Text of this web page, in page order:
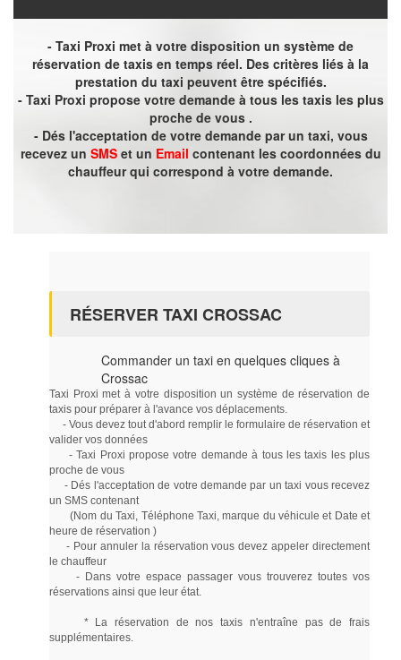
- Taxi Proxi met à votre disposition un système de
réservation de taxis en temps réel. Des critères liés à la
prestation du taxi peuvent être spécifiés.
- Taxi Proxi propose votre demande à tous les taxis les plus
proche de vous .
- Dés l'acceptation de votre demande par un taxi, vous
recevez un SMSet un Email contenant les coordonnées du
chauffeur qui correspond à votre demande.
RÉSERVER TAXI CROSSAC
Commander un taxi en quelques cliques à
Crossac
Taxi Proxi met à votre disposition un système de réservation de
taxis pour préparer à l'avance vos déplacements.
- Vous devez tout d'abord remplir le formulaire de réservation et
valider vos données
- Taxi Proxi propose votre demande à tous les taxis les plus
proche de vous
- Dés l'acceptation de votre demande par un taxi vous recevez
un SMS contenant
(Nom du Taxi, Téléphone Taxi, marque du véhicule et Date et
heure de réservation )
- Pour annuler la réservation vous devez appeler directement
le chauffeur
- Dans votre espace passager vous trouverez toutes vos
réservations ainsi que leur état.
* La réservation de nos taxis n'entraîne pas de frais
supplémentaires.